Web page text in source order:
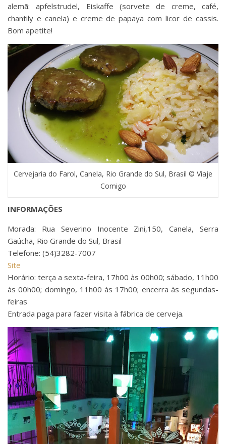
alemã: apfelstrudel, Eiskaffe (sorvete de creme, café,
chantily e canela) e creme de papaya com licor de cassis.
Bom apetite!
Cervejaria do Farol, Canela, Rio Grande do Sul, Brasil © Viaje
Comigo
INFORMAÇÕES
Morada: Rua Severino Inocente Zini,150, Canela, Serra
Gaúcha, Rio Grande do Sul, Brasil
Telefone: (54)3282-7007
Site
Horário: terça a sexta-feira, 17h00 às 00h00; sábado, 11h00
às 00h00; domingo, 11h00 às 17h00; encerra às segundas-
feiras
Entrada paga para fazer visita à fábrica de cerveja.